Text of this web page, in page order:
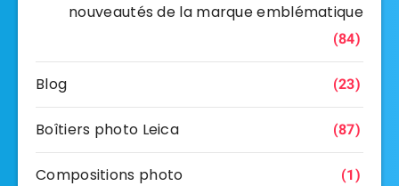
nouveautés de la marque emblématique
(84)
Blog (23)
Boîtiers photo Leica (87)
Compositions photo (1)